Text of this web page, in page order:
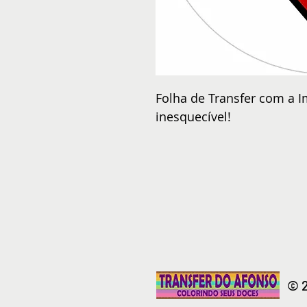
Folha de Transfer com a
inesquecível!
©